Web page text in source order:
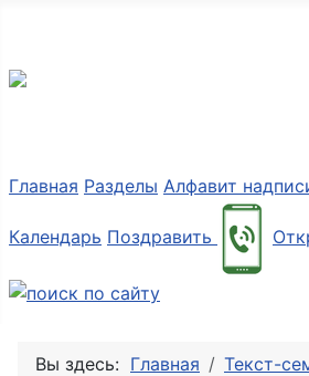
Главная Разделы Алфавит
Календарь Поздравить
Вы здесь: Главная
Текст-